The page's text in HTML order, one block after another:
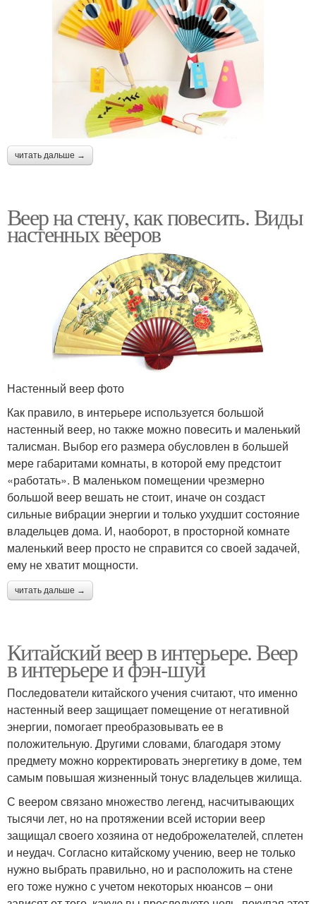
читать дальше →
Веер на стену, как повесить. Виды
настенных вееров
Настенный веер фото
Как правило, в интерьере используется большой
настенный веер, но также можно повесить и маленький
талисман. Выбор его размера обусловлен в большей
мере габаритами комнаты, в которой ему предстоит
«работать». В маленьком помещении чрезмерно
большой веер вешать не стоит, иначе он создаст
сильные вибрации энергии и только ухудшит состояние
владельцев дома. И, наоборот, в просторной комнате
маленький веер просто не справится со своей задачей,
ему не хватит мощности.
читать дальше →
Китайский веер в интерьере. Веер
в интерьере и фэн-шуй
Последователи китайского учения считают, что именно
настенный веер защищает помещение от негативной
энергии, помогает преобразовывать ее в
положительную. Другими словами, благодаря этому
предмету можно корректировать энергетику в доме, тем
самым повышая жизненный тонус владельцев жилища.
С веером связано множество легенд, насчитывающих
тысячи лет, но на протяжении всей истории веер
защищал своего хозяина от недоброжелателей, сплетен
и неудач. Согласно китайскому учению, веер не только
нужно выбрать правильно, но и расположить на стене
его тоже нужно с учетом некоторых нюансов – они